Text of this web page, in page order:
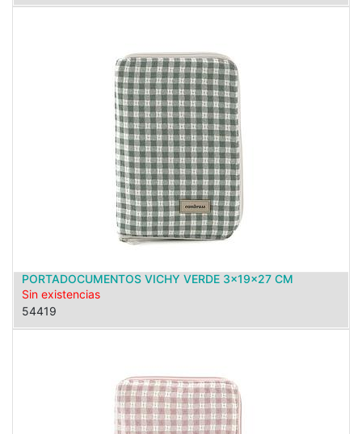
PORTADOCUMENTOS VICHY VERDE 3x19x27 CM
Sin existencias
54419